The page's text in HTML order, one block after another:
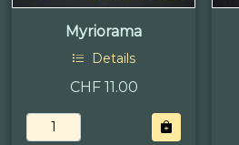
Myriorama
Details
CHF 11.00